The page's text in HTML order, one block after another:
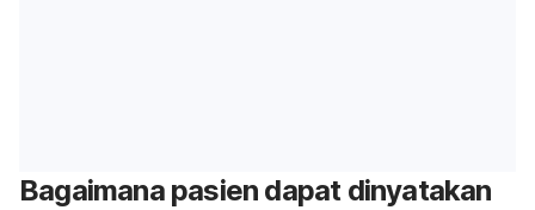
Bagaimana pasien dapat dinyatakan